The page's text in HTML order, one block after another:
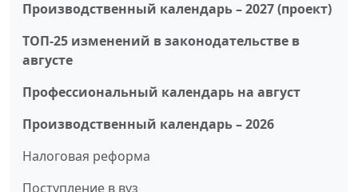
Производственный календарь – 2027 (проект)
ТОП-25 изменений в законодательстве в
августе
Профессиональный календарь на август
Производственный календарь – 2026
Налоговая реформа
Поступление в вуз